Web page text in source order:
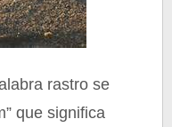
rastro se
que significa